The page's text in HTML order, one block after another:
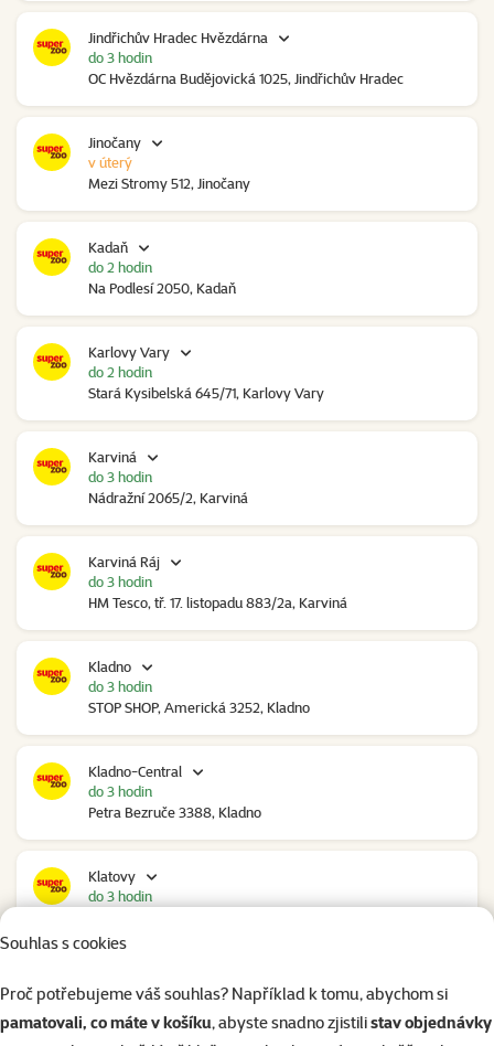
Souhlas s cookies
Proč potřebujeme váš souhlas? Například k tomu, abychom si
pamatovali, co máte v košíku, abyste snadno zjistilistav objednávky
Jindřichův Hradec Hvězdárna
OC Hvězdárna Budějovická 1025, Jindřichův Hradec
do 3 hodin
Jinočany
Mezi Stromy 512, Jinočany
v úterý
Kadaň
Na Podlesí 2050, Kadaň
do 2 hodin
Karlovy Vary
Stará Kysibelská 645/71, Karlovy Vary
do 2 hodin
Karviná
Nádražní 2065/2, Karviná
do 3 hodin
Karviná Ráj
HM Tesco, tř. 17. listopadu 883/2a, Karviná
do 3 hodin
Kladno
STOP SHOP, Americká 3252, Kladno
do 3 hodin
Kladno-Central
Petra Bezruče 3388, Kladno
do 3 hodin
Klatovy
do 3 hodin
Polepská 979, Kolín
do 2 hodin